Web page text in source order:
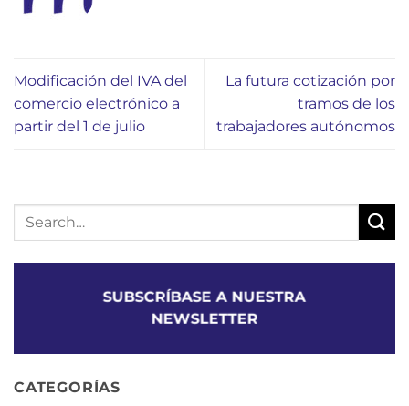
Modificación del IVA del
comercio electrónico a
partir del 1 de julio
La futura cotización por
tramos de los
trabajadores autónomos
SUBSCRÍBASE A NUESTRA
NEWSLETTER
CATEGORÍAS